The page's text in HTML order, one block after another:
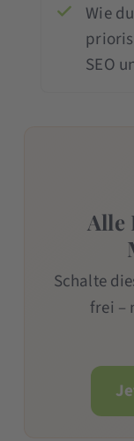
Wie
SEO
Alle
Schalte
frei –